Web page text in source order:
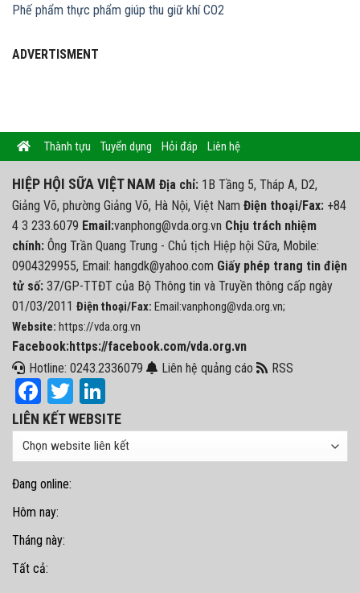
Phế phẩm thực phẩm giúp thu giữ khí CO2
ADVERTISMENT
Thành tựu Tuyển dụng Hỏi đáp Liên hệ
HIỆP HỘI SỮA VIỆT NAM Địa chỉ: 1B Tầng 5, Tháp A, D2,
Giảng Võ, phường Giảng Võ, Hà Nội, Việt Nam Điện thoại/Fax: +84
4 3 233.6079 Email:vanphong@vda.org.vn Chịu trách nhiệm
chính: Ông Trần Quang Trung - Chủ tịch Hiệp hội Sữa, Mobile:
0904329955, Email: hangdk@yahoo.com Giấy phép trang tin điện
tử số: 37/GP-TTĐT của Bộ Thông tin và Truyền thông cấp ngày
01/03/2011 Điện thoại/Fax: Email:vanphong@vda.org.vn;
Website: https://vda.org.vn
Facebook:https://facebook.com/vda.org.vn
Hotline: 0243.2336079
Liên hệ quảng cáo RSS
Facebook
Twitter
LIÊN KẾT WEBSITE
Đang online:
Hôm nay:
Tháng này:
Tất cả: